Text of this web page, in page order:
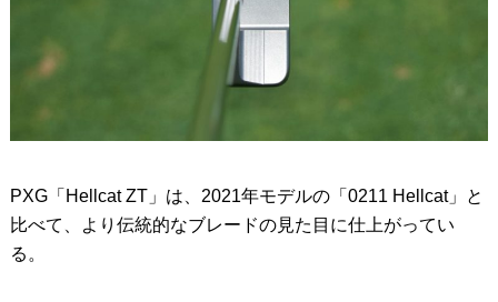
PXG「Hellcat ZT」は、2021年モデルの「0211 Hellcat」と
比べて、より伝統的なブレードの見た目に仕上がってい
る。